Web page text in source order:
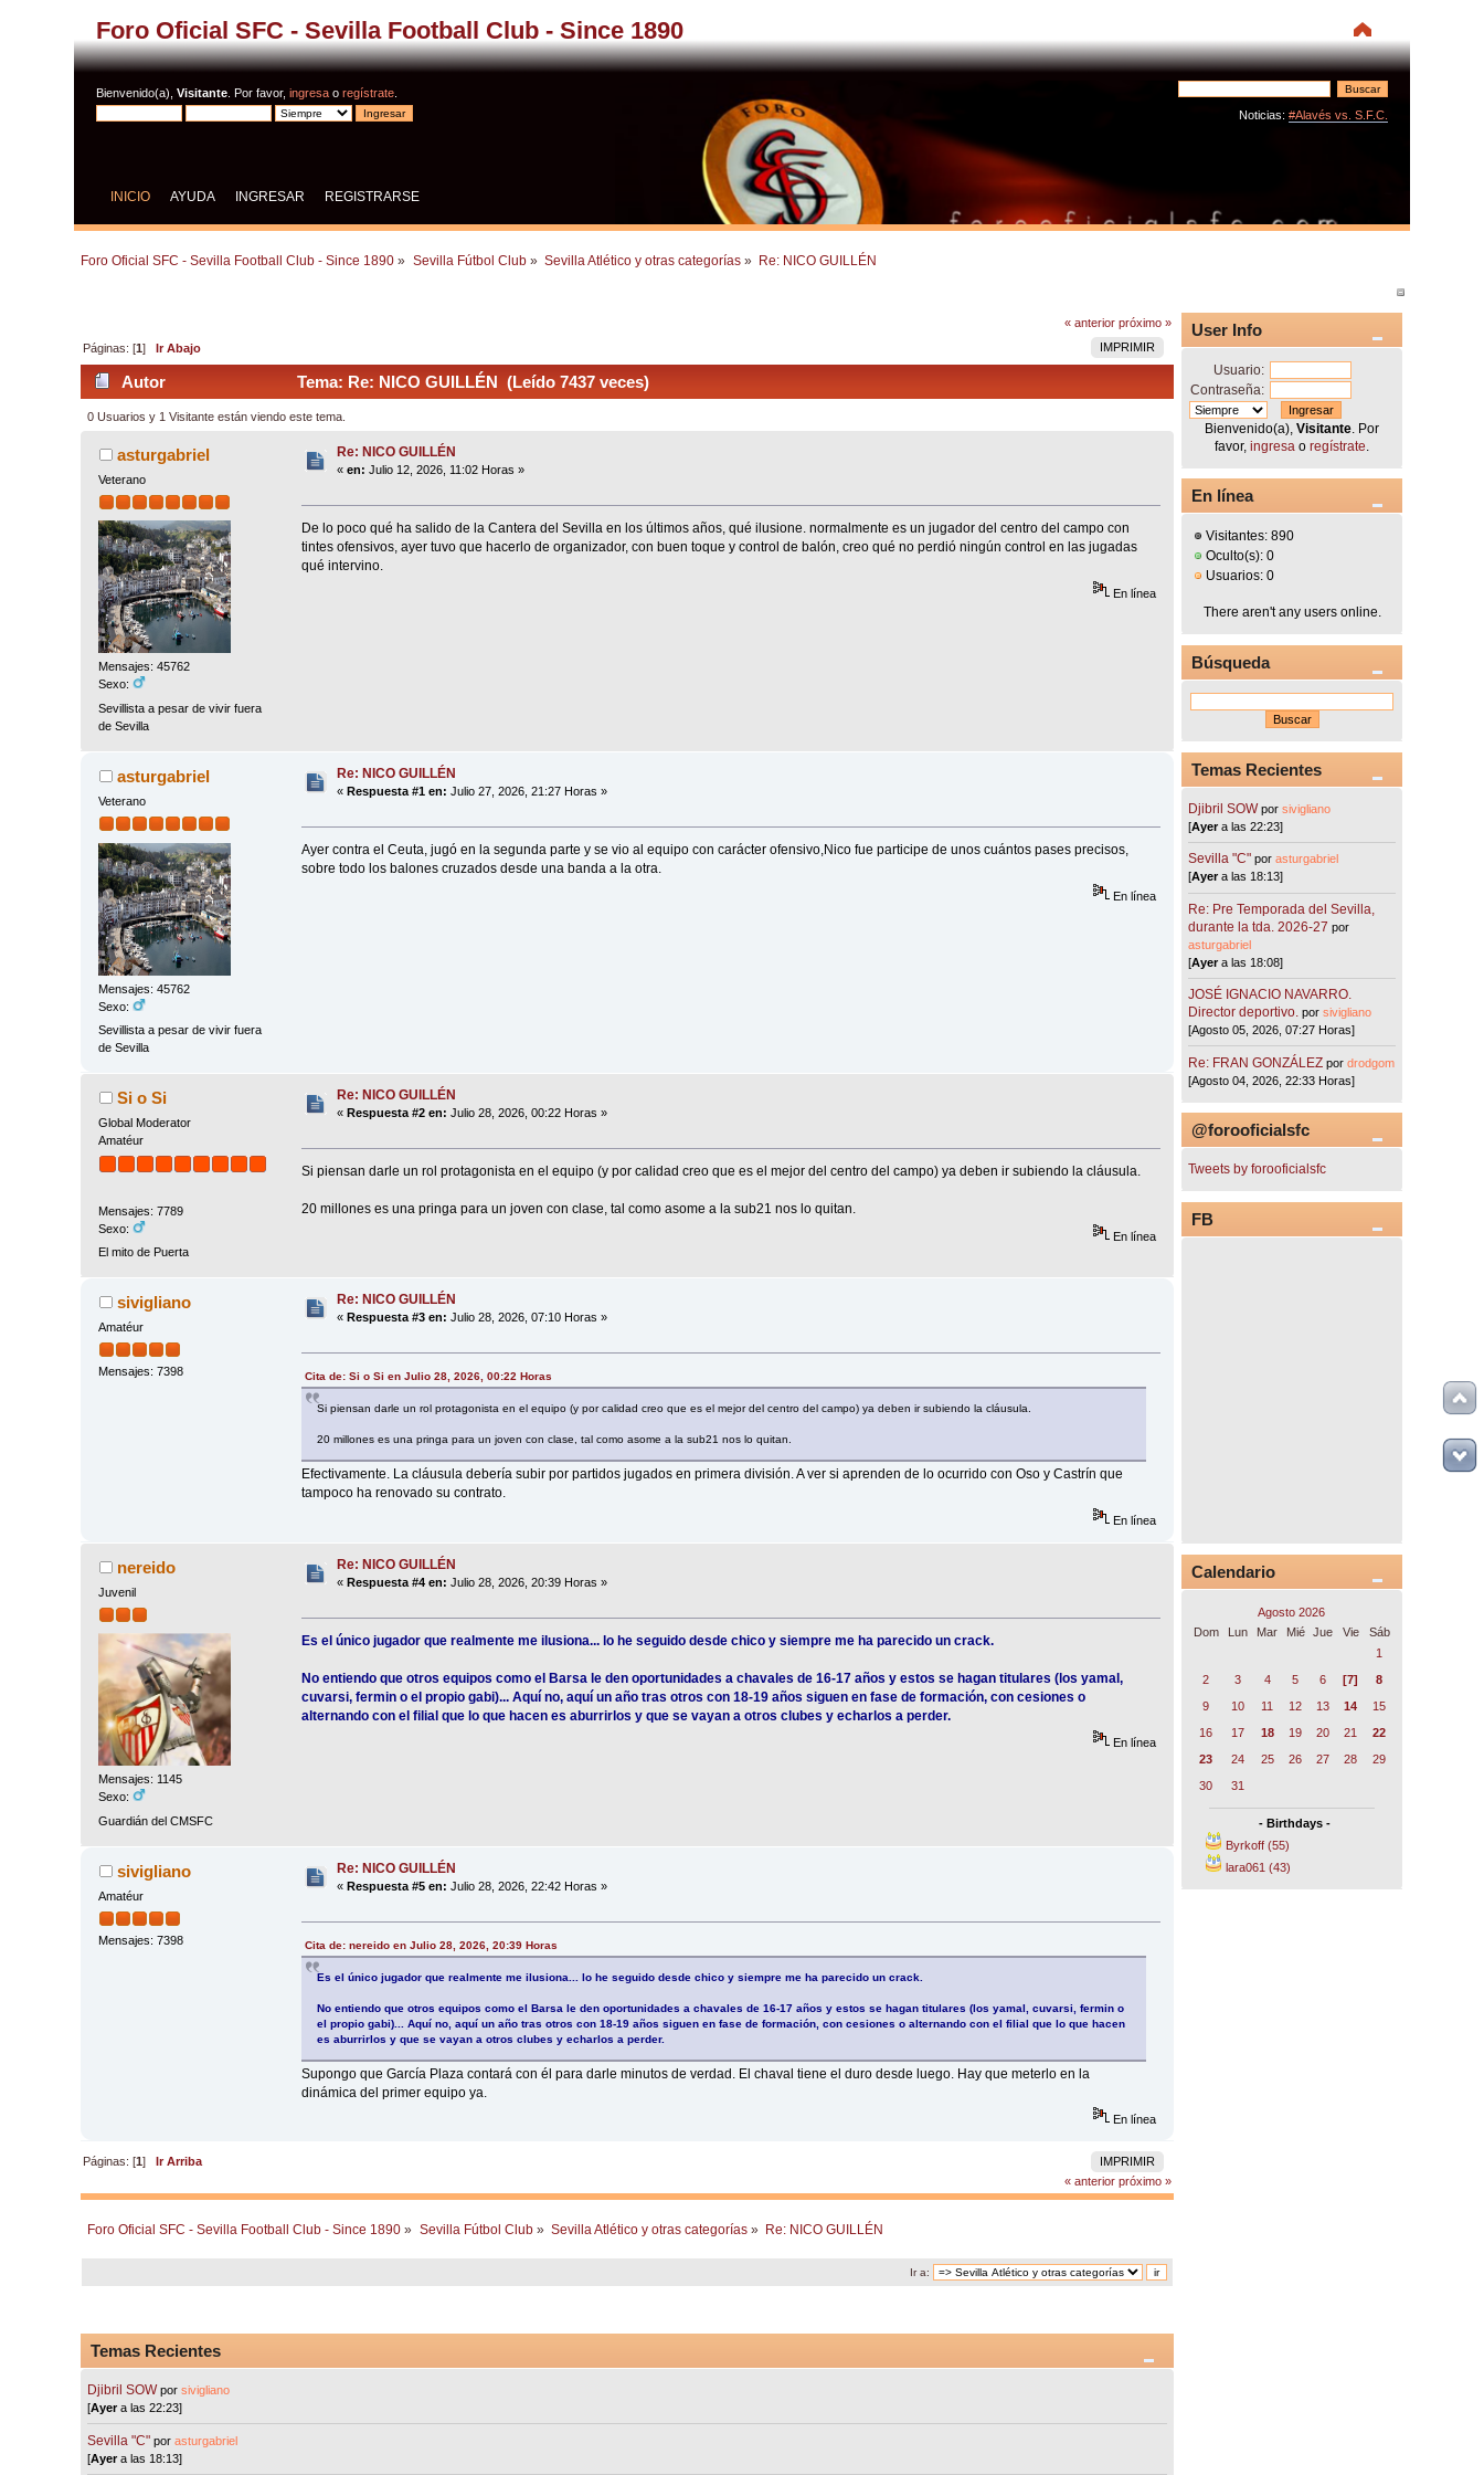
Foro Oficial SFC - Sevilla Football Club - Since 1890
Bienvenido(a),Visitante . Por favor,ingresa oregístrate
Noticias: #Alavés vs. S.F.C.
INICIO AYUDA INGRESAR REGISTRARSE
Foro Oficial SFC - Sevilla Football Club - Since 1890 » Sevilla Fútbol Club» Sevilla Atlético y otras categorías» Re: NICO GUILLÉN
« anterior próximo »
IMPRIMIR
Páginas: [1]Ir Abajo
Autor Tema: Re: NICO GUILLÉN (Leído 7437 veces)
0 Usuarios y 1 Visitante están viendo este tema.
asturgabriel
Veterano
Mensajes: 45762
Sexo:
Sevillista a pesar de vivir fuera
de Sevilla
Re: NICO GUILLÉN
«en: Julio 12, 2026, 11:02 Horas »
De lo poco qué ha salido de la Cantera del Sevilla en los últimos años, qué ilusione. normalmente es un jugador del centro del campo con
tintes ofensivos, ayer tuvo que hacerlo de organizador, con buen toque y control de balón, creo qué no perdió ningún control en las jugadas
qué intervino.
En línea
asturgabriel
Veterano
Mensajes: 45762
Sexo:
Sevillista a pesar de vivir fuera
de Sevilla
Re: NICO GUILLÉN
«Respuesta #1 en: Julio 27, 2026, 21:27 Horas »
Ayer contra el Ceuta, jugó en la segunda parte y se vio al equipo con carácter ofensivo,Nico fue participe de unos cuántos pases precisos,
sobre todo los balones cruzados desde una banda a la otra.
En línea
Si o Si
Global Moderator
Amatéur
Mensajes: 7789
Sexo:
El mito de Puerta
Re: NICO GUILLÉN
«Respuesta #2 en: Julio 28, 2026, 00:22 Horas »
Si piensan darle un rol protagonista en el equipo (y por calidad creo que es el mejor del centro del campo) ya deben ir subiendo la cláusula.
20 millones es una pringa para un joven con clase, tal como asome a la sub21 nos lo quitan.
En línea
sivigliano
Amatéur
Mensajes: 7398
Re: NICO GUILLÉN
«Respuesta #3 en: Julio 28, 2026, 07:10 Horas »
Cita de: Si o Si en Julio 28, 2026, 00:22 Horas
Si piensan darle un rol protagonista en el equipo (y por calidad creo que es el mejor del centro del campo) ya deben ir subiendo la cláusula.
20 millones es una pringa para un joven con clase, tal como asome a la sub21 nos lo quitan.
Efectivamente. La cláusula debería subir por partidos jugados en primera división. A ver si aprenden de lo ocurrido con Oso y Castrín que
tampoco ha renovado su contrato.
En línea
nereido
Juvenil
Mensajes: 1145
Sexo:
Guardián del CMSFC
Re: NICO GUILLÉN
«Respuesta #4 en: Julio 28, 2026, 20:39 Horas »
Es el único jugador que realmente me ilusiona... lo he seguido desde chico y siempre me ha parecido un crack.
No entiendo que otros equipos como el Barsa le den oportunidades a chavales de 16-17 años y estos se hagan titulares (los yamal,
cuvarsi, fermin o el propio gabi)... Aquí no, aquí un año tras otros con 18-19 años siguen en fase de formación, con cesiones o
alternando con el filial que lo que hacen es aburrirlos y que se vayan a otros clubes y echarlos a perder.
En línea
sivigliano
Amatéur
Mensajes: 7398
Re: NICO GUILLÉN
«Respuesta #5 en: Julio 28, 2026, 22:42 Horas »
Cita de: nereido en Julio 28, 2026, 20:39 Horas
Es el único jugador que realmente me ilusiona... lo he seguido desde chico y siempre me ha parecido un crack.
No entiendo que otros equipos como el Barsa le den oportunidades a chavales de 16-17 años y estos se hagan titulares (los yamal, cuvarsi, fermin o
el propio gabi)... Aquí no, aquí un año tras otros con 18-19 años siguen en fase de formación, con cesiones o alternando con el filial que lo que hacen
es aburrirlos y que se vayan a otros clubes y echarlos a perder.
Supongo que García Plaza contará con él para darle minutos de verdad. El chaval tiene el duro desde luego. Hay que meterlo en la
dinámica del primer equipo ya.
En línea
IMPRIMIR
Páginas: [1]
Ir Arriba
« anterior próximo »
Foro Oficial SFC - Sevilla Football Club - Since 1890 » Sevilla Fútbol Club» Sevilla Atlético y otras categorías» Re: NICO GUILLÉN
Ir a:
Temas Recientes
Djibril SOW porsivigliano
[Ayera las 22:23]
Sevilla "C"porasturgabriel
[Ayera las 18:13]
User Info
Usuario:
Contraseña:
Bienvenido(a),Visitante . Por
favor,ingresa oregístrate
En línea
Visitantes: 890
Oculto(s): 0
Usuarios: 0
There aren't any users online.
Búsqueda
Temas Recientes
Djibril SOW porsivigliano
[Ayera las 22:23]
Sevilla "C"porasturgabriel
[Ayera las 18:13]
Re: Pre Temporada del Sevilla,
durante la tda. 2026-27 por
asturgabriel
[Ayera las 18:08]
JOSÉ IGNACIO NAVARRO.
Director deportivo. porsivigliano
[Agosto 05, 2026, 07:27 Horas]
Re: FRAN GONZÁLEZ pordrodgom
[Agosto 04, 2026, 22:33 Horas]
@forooficialsfc
Tweets by forooficialsfc
FB
Calendario
Agosto 2026
Dom
Lun Mar Mié Jue Vie
Sáb
1
2
3 4 5 6 [7]
8
9
10 11 12 13 14
15
16
17 18 19 20 21
22
23
24 25 26 27 28
29
30
31
- Birthdays -
Byrkoff (55)
lara061 (43)